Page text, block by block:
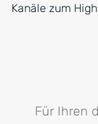
Kanäle zum
Für Ihren